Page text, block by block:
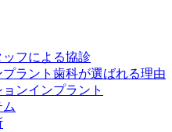
フによる協診
ラント歯科が選ばれる理由
ンインプラント